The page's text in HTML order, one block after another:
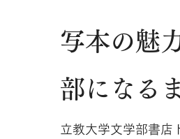
写本の魅
部になる
立教大学文学部書店